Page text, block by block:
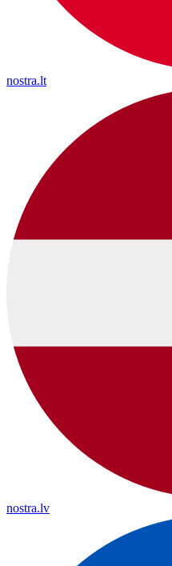
nostra.lt
nostra.lv